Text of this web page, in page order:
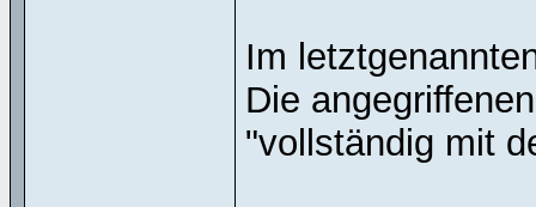
Im
Die
"vollständig mit